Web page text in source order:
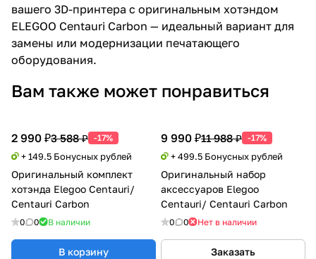
вашего 3D-принтера с оригинальным хотэндом
ELEGOO Centauri Carbon — идеальный вариант для
замены или модернизации печатающего
оборудования.
Вам также может понравиться
2 990 ₽3 588 ₽ -17%
+ 149.5 Бонусных рублей
Оригинальный комплект
хотэнда Elegoo Centauri/
Centauri Carbon
0 0 В наличии
В корзину
9 990 ₽11 988 ₽ -17%
+ 499.5 Бонусных рублей
Оригинальный набор
аксессуаров Elegoo
Centauri/ Centauri Carbon
0 0 Нет в наличии
Заказать